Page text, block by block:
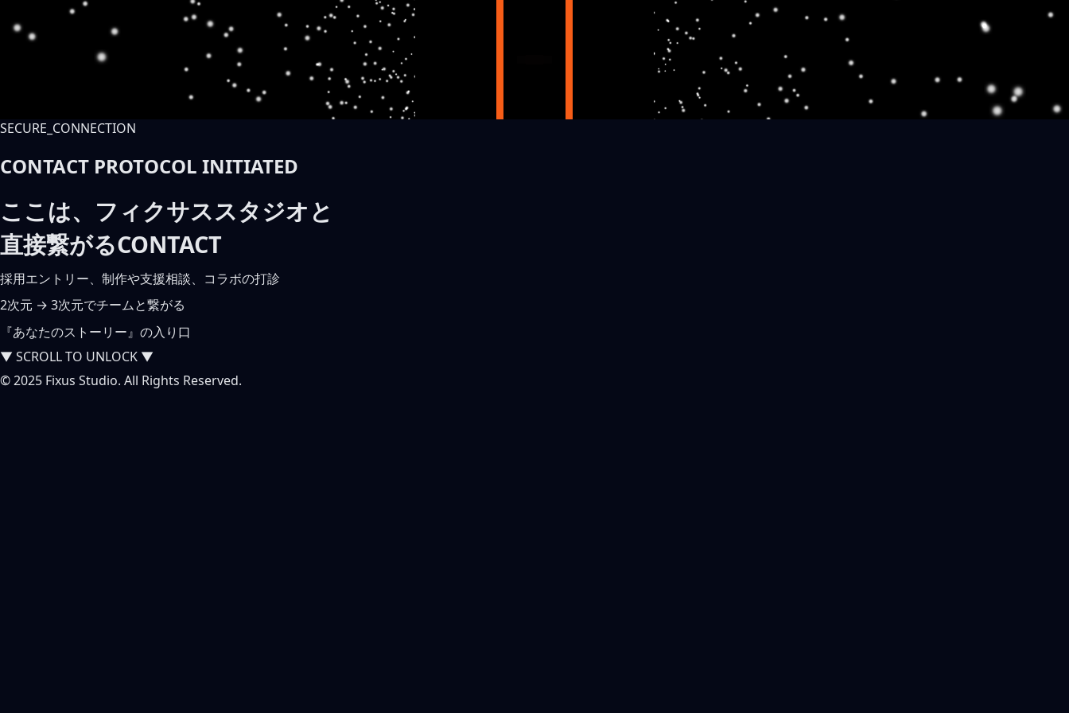
SECURE_CONNECTION
CONTACT PROTOCOL INITIATED
ここは、フィクサススタジオと
直接繋がるCONTACT
採用エントリー、制作や支援相談、コラボの打診
2次元 → 3次元でチームと繋がる
『あなたのストーリー』の入り口
▼ SCROLL TO UNLOCK ▼
© 2025 Fixus Studio. All Rights Reserved.